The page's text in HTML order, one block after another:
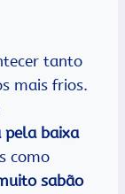
tanto
mais frios.
pela baixa
como
sabão